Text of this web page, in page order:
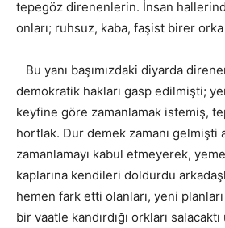
tepegöz direnenlerin. İnsan
onları; ruhsuz, kaba, faşist birer
Bu yanı başımızdaki diyarda
demokratik hakları gasp edilmişti;
keyfine göre zamanlamak istemiş,
hortlak. Dur demek zamanı gelmişti
zamanlamayı kabul etmeyerek,
kaplarına kendileri doldurdu
hemen fark etti olanları, yeni
bir vaatle kandırdığı orkları